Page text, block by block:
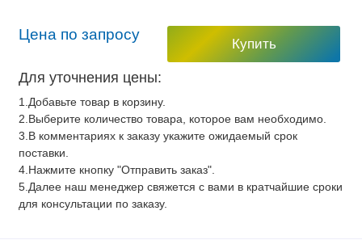
Цена по запросу
Купить
Для уточнения цены:
1.Добавьте товар в корзину.
2.Выберите количество товара, которое вам необходимо.
3.В комментариях к заказу укажите ожидаемый срок
поставки.
4.Нажмите кнопку "Отправить заказ".
5.Далее наш менеджер свяжется с вами в кратчайшие сроки
для консультации по заказу.